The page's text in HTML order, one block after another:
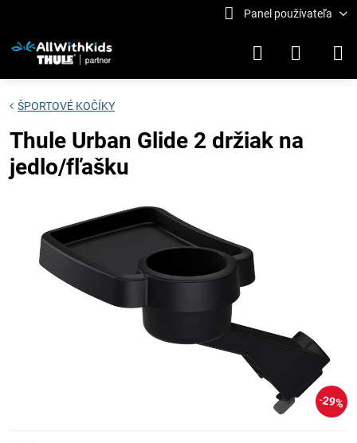
Panel používateľa
29%
ŠPORTOVÉ KOČÍKY
Thule Urban Glide 2 držiak na
jedlo/fľašku